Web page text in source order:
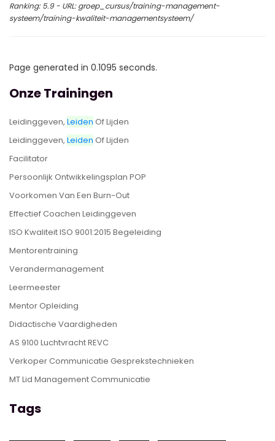
Ranking: 5.9 - URL: groep_cursus/training-management-
systeem/training-kwaliteit-managementsysteem/
Page generated in 0.1095 seconds.
Onze Trainingen
Leidinggeven, Leiden Of Lijden
Leidinggeven, Leiden Of Lijden
Facilitator
Persoonlijk Ontwikkelingsplan POP
Voorkomen Van Een Burn-Out
Effectief Coachen Leidinggeven
ISO Kwaliteit ISO 9001:2015 Begeleiding
Mentorentraining
Verandermanagement
Leermeester
Mentor Opleiding
Didactische Vaardigheden
AS 9100 Luchtvracht REVC
Verkoper Communicatie Gesprekstechnieken
MT Lid Management Communicatie
Tags